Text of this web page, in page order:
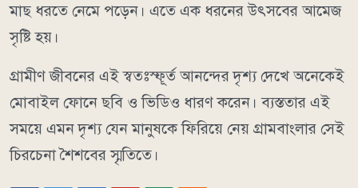
মাছ ধরতে নেমে পড়েন। এতে এক ধরনের উৎসবের আমেজ
সৃষ্টি হয়।
গ্রামীণ জীবনের এই স্বতঃস্ফূর্ত আনন্দের দৃশ্য দেখে অনেকেই
মোবাইল ফোনে ছবি ও ভিডিও ধারণ করেন। ব্যস্ততার এই
সময়ে এমন দৃশ্য যেন মানুষকে ফিরিয়ে নেয় গ্রামবাংলার সেই
চিরচেনা শৈশবের স্মৃতিতে।